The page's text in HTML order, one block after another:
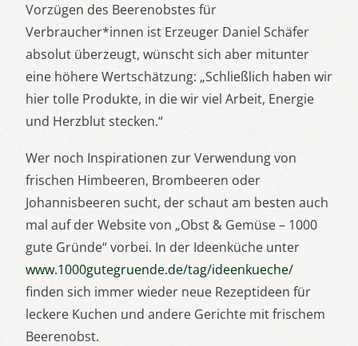
Vorzügen des Beerenobstes für
Verbraucher*innen ist Erzeuger Daniel Schäfer
absolut überzeugt, wünscht sich aber mitunter
eine höhere Wertschätzung: „Schließlich haben wir
hier tolle Produkte, in die wir viel Arbeit, Energie
und Herzblut stecken.“
Wer noch Inspirationen zur Verwendung von
frischen Himbeeren, Brombeeren oder
Johannisbeeren sucht, der schaut am besten auch
mal auf der Website von „Obst & Gemüse – 1000
gute Gründe“ vorbei. In der Ideenküche unter
www.1000gutegruende.de/tag/ideenkueche/
finden sich immer wieder neue Rezeptideen für
leckere Kuchen und andere Gerichte mit frischem
Beerenobst.